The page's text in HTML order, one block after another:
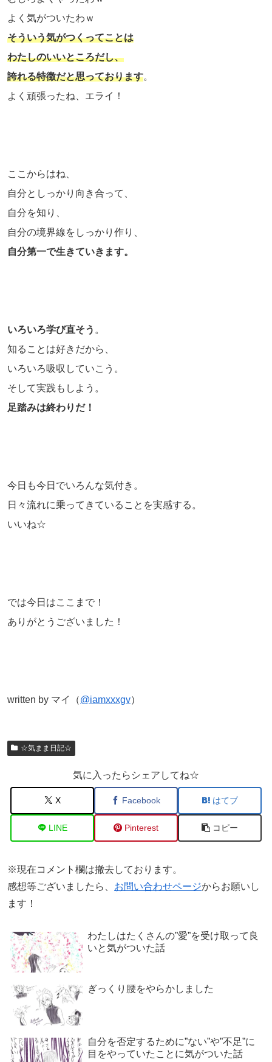
よく気がついたわｗ
そういう気がつくってことは
わたしのいいところだし、
誇れる特徴だと思っております。
よく頑張ったね、エライ！
ここからはね、
自分としっかり向き合って、
自分を知り、
自分の境界線をしっかり作り、
自分第一で生きていきます。
いろいろ学び直そう 。
知ることは好きだから、
いろいろ吸収していこう。
そして実践もしよう。
足踏みは終わりだ！
今日も今日でいろんな気付き。
日々流れに乗ってきていることを実感する。
いいね☆
では今日はここまで！
ありがとうございました！
written by マイ（@iamxxxgv）
☆気まま日記☆
気に入ったらシェアしてね☆
X Facebook はてブ
LINE Pinterest コピー
※現在コメント欄は撤去しております。
感想等ございましたら、 お問い合わせページからお願いし
ます！
わたしはたくさんの”愛”を受け取って良
いと気がついた話
ぎっくり腰をやらかしました
自分を否定するために”ない”や”不足”に
目をやっていたことに気がついた話